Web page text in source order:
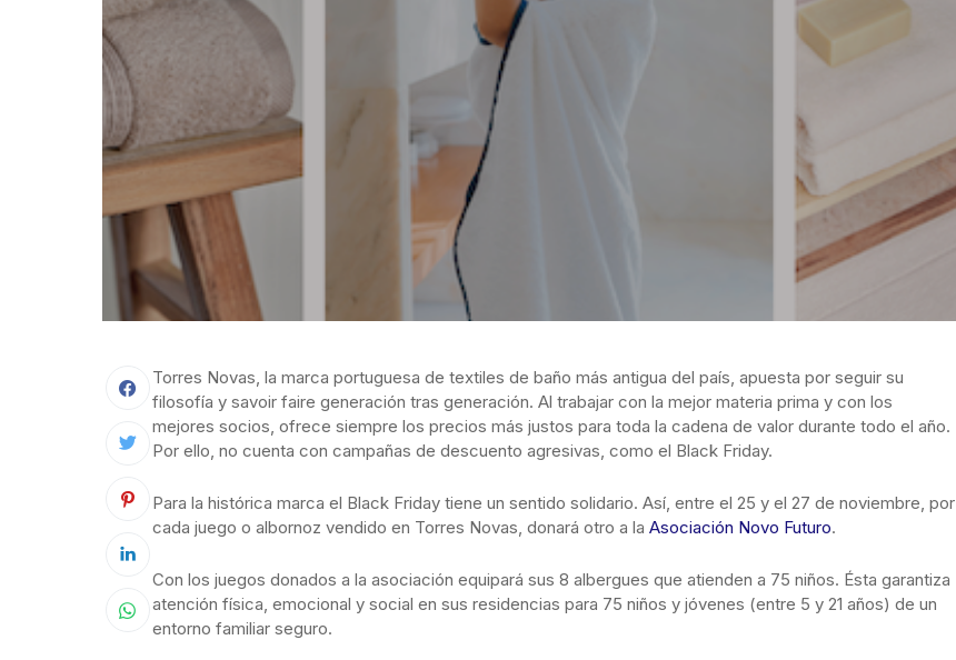
Torres Novas, la marca portuguesa de textiles de baño más antigua del país, apuesta por seguir su
filosofía y savoir faire generación tras generación. Al trabajar con la mejor materia prima y con los
mejores socios, ofrece siempre los precios más justos para toda la cadena de valor durante todo el año.
Por ello, no cuenta con campañas de descuento agresivas, como el Black Friday.
Para la histórica marca el Black Friday tiene un sentido solidario. Así, entre el 25 y el 27 de noviembre, por
cada juego o albornoz vendido en Torres Novas, donará otro a la Asociación Novo Futuro.
Con los juegos donados a la asociación equipará sus 8 albergues que atienden a 75 niños. Ésta garantiza
atención física, emocional y social en sus residencias para 75 niños y jóvenes (entre 5 y 21 años) de un
entorno familiar seguro.